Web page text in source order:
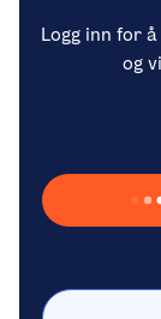
Logg inn for
og
Laster inn